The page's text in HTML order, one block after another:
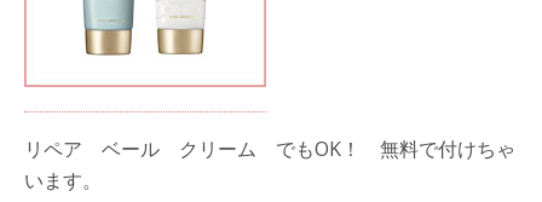
リペア ベール クリーム でもOK！ 無料で付けちゃ
います。